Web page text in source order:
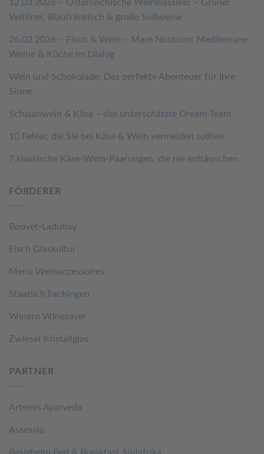
12.03.2026 – Österreichische Weinklassiker – Grüner
Veltliner, Blaufränkisch & große Süßweine
26.02.2026 – Fisch & Wein – Mare Nostrum: Mediterrane
Weine & Küche im Dialog
Wein und Schokolade: Das perfekte Abenteuer für Ihre
Sinne
Schaumwein & Käse – das unterschätzte Dream-Team
10 Fehler, die Sie bei Käse & Wein vermeiden sollten
7 klassische Käse-Wein-Paarungen, die nie enttäuschen
FÖRDERER
Bouvet-Ladubay
Eisch Glaskultur
Menu Weinaccessoires
Staatlich Fachingen
Winaro Winesaver
Zwiesel Kristallglas
PARTNER
Artemis Ayurveda
Assessio